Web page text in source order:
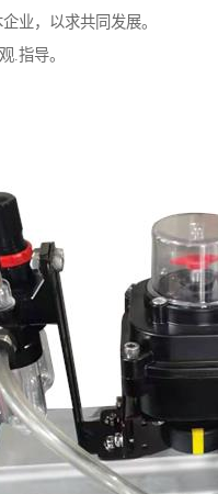
业，以求共同发展。
.指导。